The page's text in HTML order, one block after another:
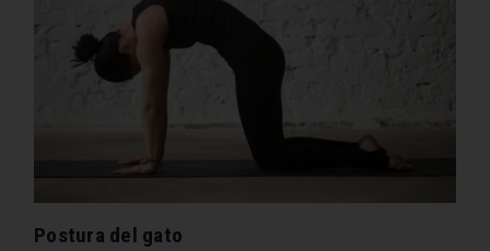
Postura del gato